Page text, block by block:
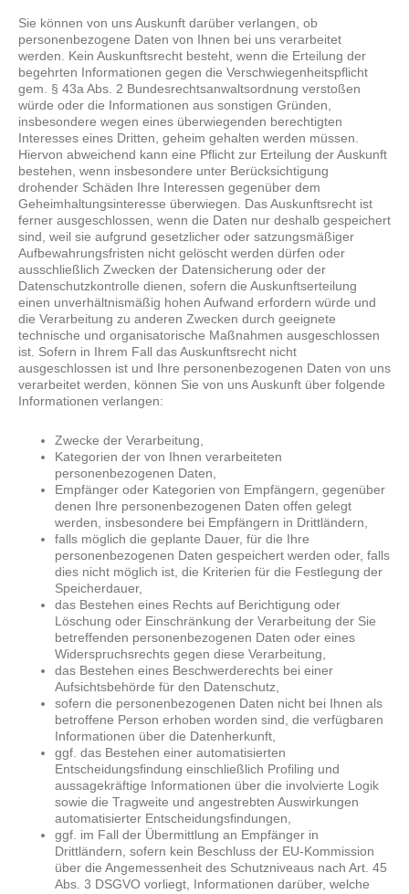
Sie können von uns Auskunft darüber verlangen, ob
personenbezogene Daten von Ihnen bei uns verarbeitet
werden. Kein Auskunftsrecht besteht, wenn die Erteilung der
begehrten Informationen gegen die Verschwiegenheitspflicht
gem. § 43a Abs. 2 Bundesrechtsanwaltsordnung verstoßen
würde oder die Informationen aus sonstigen Gründen,
insbesondere wegen eines überwiegenden berechtigten
Interesses eines Dritten, geheim gehalten werden müssen.
Hiervon abweichend kann eine Pflicht zur Erteilung der Auskunft
bestehen, wenn insbesondere unter Berücksichtigung
drohender Schäden Ihre Interessen gegenüber dem
Geheimhaltungsinteresse überwiegen. Das Auskunftsrecht ist
ferner ausgeschlossen, wenn die Daten nur deshalb gespeichert
sind, weil sie aufgrund gesetzlicher oder satzungsmäßiger
Aufbewahrungsfristen nicht gelöscht werden dürfen oder
ausschließlich Zwecken der Datensicherung oder der
Datenschutzkontrolle dienen, sofern die Auskunftserteilung
einen unverhältnismäßig hohen Aufwand erfordern würde und
die Verarbeitung zu anderen Zwecken durch geeignete
technische und organisatorische Maßnahmen ausgeschlossen
ist. Sofern in Ihrem Fall das Auskunftsrecht nicht
ausgeschlossen ist und Ihre personenbezogenen Daten von uns
verarbeitet werden, können Sie von uns Auskunft über folgende
Informationen verlangen:
Zwecke der Verarbeitung,
Kategorien der von Ihnen verarbeiteten
personenbezogenen Daten,
Empfänger oder Kategorien von Empfängern, gegenüber
denen Ihre personenbezogenen Daten offen gelegt
werden, insbesondere bei Empfängern in Drittländern,
falls möglich die geplante Dauer, für die Ihre
personenbezogenen Daten gespeichert werden oder, falls
dies nicht möglich ist, die Kriterien für die Festlegung der
Speicherdauer,
das Bestehen eines Rechts auf Berichtigung oder
Löschung oder Einschränkung der Verarbeitung der Sie
betreffenden personenbezogenen Daten oder eines
Widerspruchsrechts gegen diese Verarbeitung,
das Bestehen eines Beschwerderechts bei einer
Aufsichtsbehörde für den Datenschutz,
sofern die personenbezogenen Daten nicht bei Ihnen als
betroffene Person erhoben worden sind, die verfügbaren
Informationen über die Datenherkunft,
ggf. das Bestehen einer automatisierten
Entscheidungsfindung einschließlich Profiling und
aussagekräftige Informationen über die involvierte Logik
sowie die Tragweite und angestrebten Auswirkungen
automatisierter Entscheidungsfindungen,
ggf. im Fall der Übermittlung an Empfänger in
Drittländern, sofern kein Beschluss der EU-Kommission
über die Angemessenheit des Schutzniveaus nach Art. 45
Abs. 3 DSGVO vorliegt, Informationen darüber, welche